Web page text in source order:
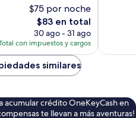
$75 por noche
El
precio
actual
es
de
$83
$83 en total
30 ago - 31 ago
con impuestos y cargos
similares
acumular crédito OneKeyCash en
te llevan a más aventuras!